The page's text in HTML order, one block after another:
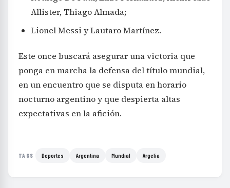
Allister, Thiago Almada;
Lionel Messi y Lautaro Martínez.
Este once buscará asegurar una victoria que
ponga en marcha la defensa del título mundial,
en un encuentro que se disputa en horario
nocturno argentino y que despierta altas
expectativas en la afición.
TAGS Deportes Argentina Mundial Argelia